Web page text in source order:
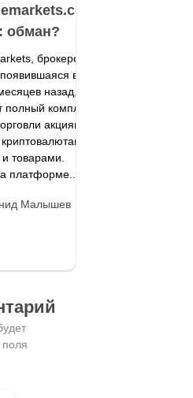
обман?
брокерская
в
назад,
полный комплекс
акциями,
товарами.
платформе...
Малышев